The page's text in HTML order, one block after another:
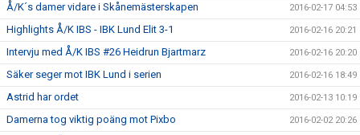
Å/K´s damer vidare i Skånemästerskapen 2016-02-17 04:53
Highlights Å/K IBS - IBK Lund Elit 3-1 2016-02-16 20:21
Intervju med Å/K IBS #26 Heidrun Bjartmarz 2016-02-16 20:20
Säker seger mot IBK Lund i serien 2016-02-16 18:49
Astrid har ordet 2016-02-13 10:19
Damerna tog viktig poäng mot Pixbo 2016-02-02 20:26